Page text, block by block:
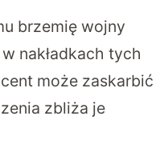
brzemię wojny
nakładkach tych
może zaskarbić
zbliża je